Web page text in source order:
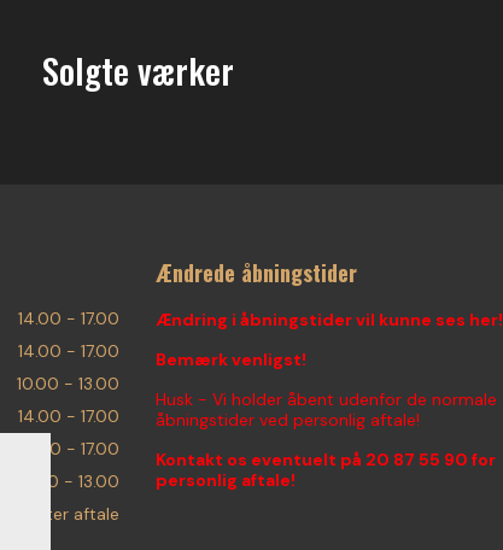
Solgte værker
14.00 - 17.00
14.00 - 17.00
10.00 - 13.00
14.00 - 17.00
14.00 - 17.00
10.00 - 13.00
Efter aftale
Ændrede åbningstider
Ændring i åbningstider vil kunne ses her!
Bemærk venligst!
Husk - Vi holder åbent udenfor de normale
åbningstider ved personlig aftale!
Kontakt os eventuelt på 20 87 55 90 for
personlig aftale!